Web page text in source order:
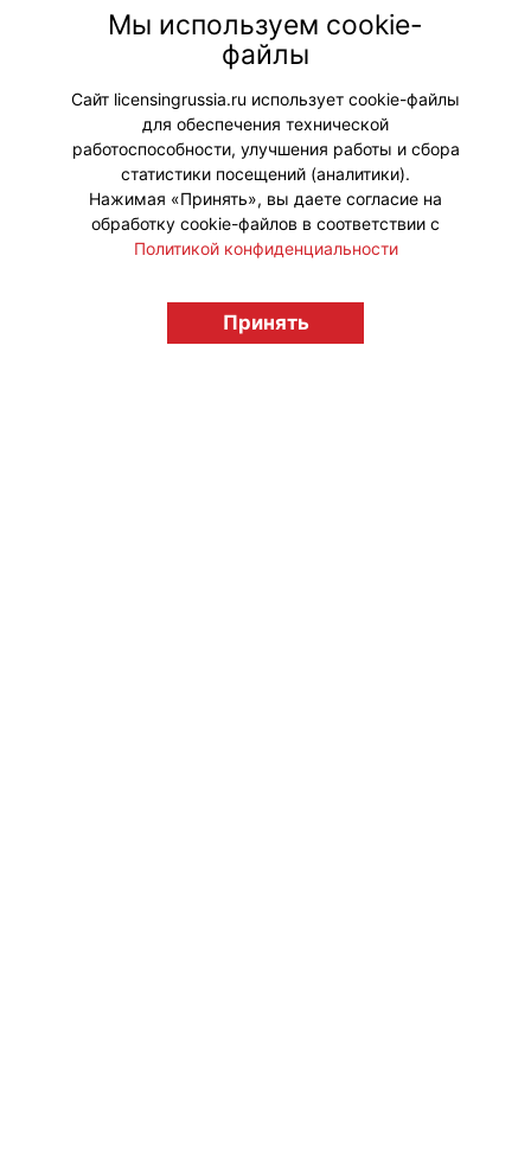
© "Вестник лицензионного рынка",
licensingrussia.ru, 2009-2026 12+
Мы используем cookie-
файлы
Сайт licensingrussia.ru использует cookie-файлы
для обеспечения технической
работоспособности, улучшения работы и сбора
статистики посещений (аналитики).
Нажимая «Принять», вы даете согласие на
обработку cookie-файлов в соответствии с
Политикой конфиденциальности
Принять